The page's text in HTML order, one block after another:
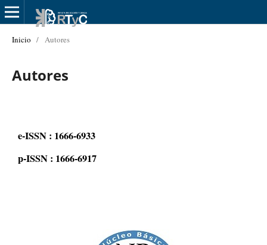
Inicio / Autores
Autores
e-ISSN : 1666-6933
p-ISSN : 1666-6917